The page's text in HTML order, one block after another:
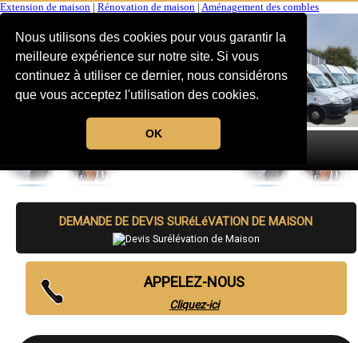
Nous utilisons des cookies pour vous garantir la
meilleure expérience sur notre site. Si vous
continuez à utiliser ce dernier, nous considérons
que vous acceptez l'utilisation des cookies.
OK
Extension de maison Rénovation de maison Aménagement des combles
MENU
DEMANDE DE DEVIS SURéLéVATION DE MAISON
APPELEZ-NOUS
Cliquez-ici